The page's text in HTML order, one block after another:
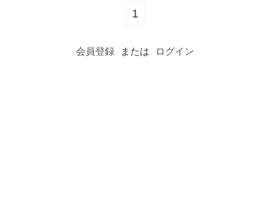
1
会員登録 または ログイン